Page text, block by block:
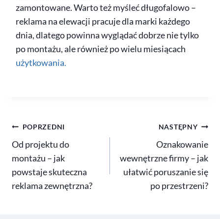
zamontowane. Warto też myśleć długofalowo –
reklama na elewacji pracuje dla marki każdego
dnia, dlatego powinna wyglądać dobrze nie tylko
po montażu, ale również po wielu miesiącach
użytkowania.
POPRZEDNI
Od projektu do
montażu – jak
powstaje skuteczna
reklama zewnętrzna?
NASTĘPNY
Oznakowanie
wewnętrzne firmy – jak
ułatwić poruszanie się
po przestrzeni?